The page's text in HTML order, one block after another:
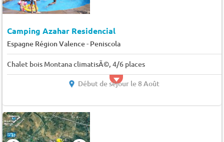
Camping Azahar Residencial
Espagne Région Valence- Peniscola
Chalet bois Montana climatisÃ©, 4/6 places
Début de séjour le 8 Août